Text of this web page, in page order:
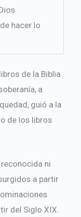
hacer lo
de la Biblia
a
guió a la
de los libros
ni
a partir
del Siglo XIX.